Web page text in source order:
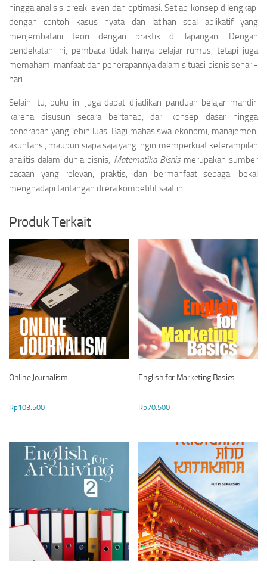
hingga analisis break-even dan optimasi. Setiap konsep dilengkapi
dengan contoh kasus nyata dan latihan soal aplikatif yang
menjembatani teori dengan praktik di lapangan. Dengan
pendekatan ini, pembaca tidak hanya belajar rumus, tetapi juga
memahami manfaat dan penerapannya dalam situasi bisnis sehari-
hari.
Selain itu, buku ini juga dapat dijadikan panduan belajar mandiri
karena disusun secara bertahap, dari konsep dasar hingga
penerapan yang lebih luas. Bagi mahasiswa ekonomi, manajemen,
akuntansi, maupun siapa saja yang ingin memperkuat keterampilan
analitis dalam dunia bisnis, Matematika Bisnismerupakan sumber
bacaan yang relevan, praktis, dan bermanfaat sebagai bekal
menghadapi tantangan di era kompetitif saat ini.
Produk Terkait
Online Journalism
Rp103.500
English for Marketing Basics
Rp70.500